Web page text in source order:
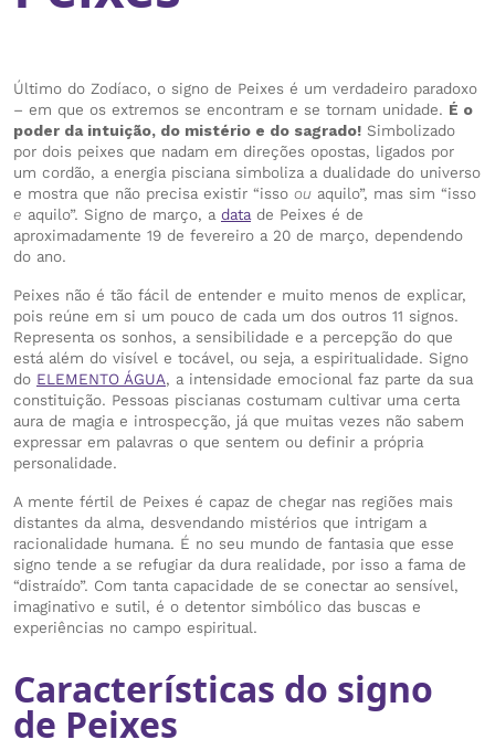
Último do Zodíaco, o signo de Peixes é um verdadeiro paradoxo
– em que os extremos se encontram e se tornam unidade. É o
poder da intuição, do mistério e do sagrado! Simbolizado
por dois peixes que nadam em direções opostas, ligados por
um cordão, a energia pisciana simboliza a dualidade do universo
e mostra que não precisa existir “isso ou aquilo”, mas sim “isso
e aquilo”. Signo de março, a datade Peixes é de
aproximadamente 19 de fevereiro a 20 de março, dependendo
do ano.
Peixes não é tão fácil de entender e muito menos de explicar,
pois reúne em si um pouco de cada um dos outros 11 signos.
Representa os sonhos, a sensibilidade e a percepção do que
está além do visível e tocável, ou seja, a espiritualidade. Signo
do ELEMENTO ÁGUA, a intensidade emocional faz parte da sua
constituição. Pessoas piscianas costumam cultivar uma certa
aura de magia e introspecção, já que muitas vezes não sabem
expressar em palavras o que sentem ou definir a própria
personalidade.
A mente fértil de Peixes é capaz de chegar nas regiões mais
distantes da alma, desvendando mistérios que intrigam a
racionalidade humana. É no seu mundo de fantasia que esse
signo tende a se refugiar da dura realidade, por isso a fama de
“distraído”. Com tanta capacidade de se conectar ao sensível,
imaginativo e sutil, é o detentor simbólico das buscas e
experiências no campo espiritual.
Características do signo
de Peixes